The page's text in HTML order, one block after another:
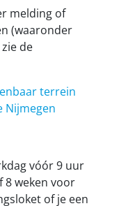
melding of
(waaronder
de
terrein
Nijmegen
vóór 9 uur
8 weken voor
of je een